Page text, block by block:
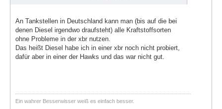
An Tankstellen in Deutschland kann man (bis auf die bei
denen Diesel irgendwo draufsteht) alle Kraftstoffsorten
ohne Probleme in der xbr nutzen.
Das heißt Diesel habe ich in einer xbr noch nicht probiert,
dafür aber in einer der Hawks und das war nicht gut.
Ein wahrer Besserwisser weiß es einfach besser.